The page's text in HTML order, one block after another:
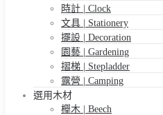
時計 | Clock
文具 | Stationery
擺設 | Decoration
園藝 | Gardening
摺梯 | Stepladder
露營 | Camping
選用木材
櫸木 | Beech